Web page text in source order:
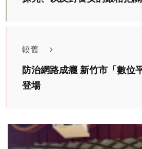
較舊
防治網路成癮 新竹市「數位
登場